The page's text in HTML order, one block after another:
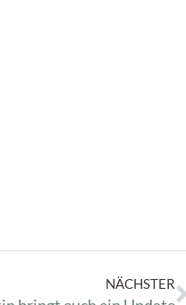
NÄCHSTER